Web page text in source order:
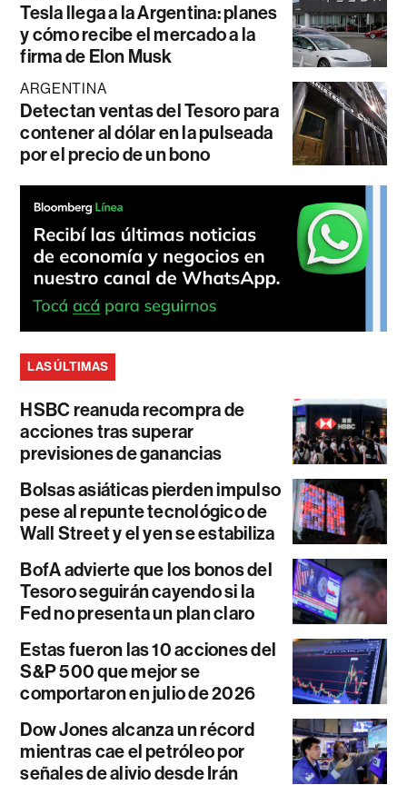
Tesla llega a la Argentina: planes
y cómo recibe el mercado a la
firma de Elon Musk
ARGENTINA
Detectan ventas del Tesoro para
contener al dólar en la pulseada
por el precio de un bono
LAS ÚLTIMAS
HSBC reanuda recompra de
acciones tras superar
previsiones de ganancias
Bolsas asiáticas pierden impulso
pese al repunte tecnológico de
Wall Street y el yen se estabiliza
BofA advierte que los bonos del
Tesoro seguirán cayendo si la
Fed no presenta un plan claro
Estas fueron las 10 acciones del
S&P 500 que mejor se
comportaron en julio de 2026
Dow Jones alcanza un récord
mientras cae el petróleo por
señales de alivio desde Irán